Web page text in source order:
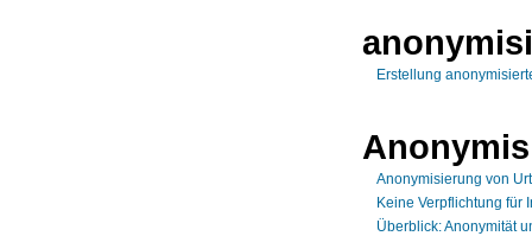
Erstellung
Anonymisierung von
Keine Verpflichtung für
Überblick: Anonymität